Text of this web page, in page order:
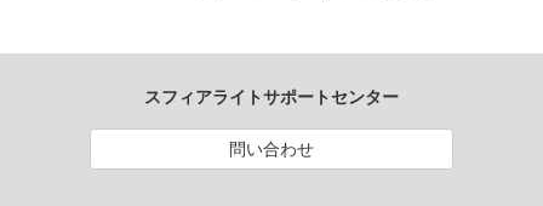
スフィアライトサポートセンター
問い合わせ